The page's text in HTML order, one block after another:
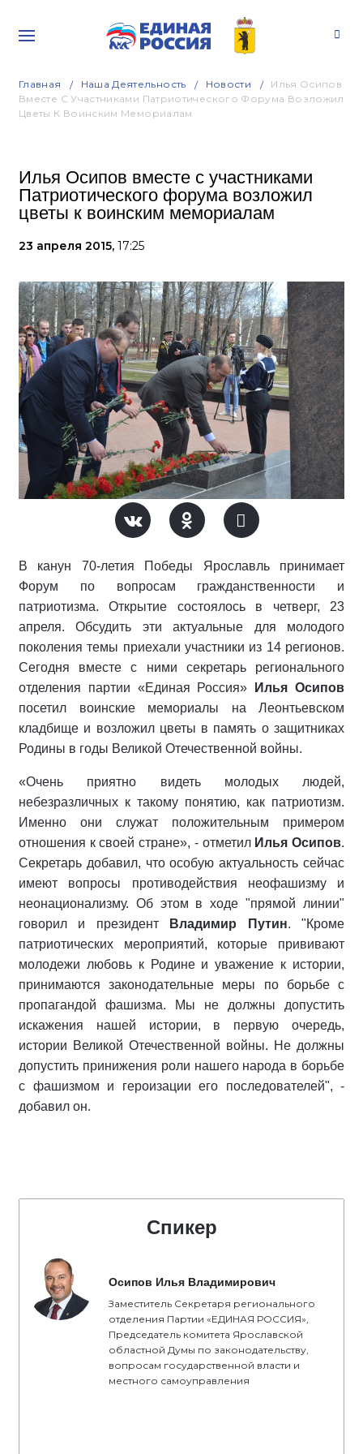
Главная Наша Деятельность Новости
Илья Осипов
Вместе С Участниками Патриотического Форума Возложил
Цветы К Воинским Мемориалам
Илья Осипов вместе с участниками
Патриотического форума возложил
цветы к воинским мемориалам
23 апреля 2015, 17:25
В канун 70-летия Победы Ярославль принимает
Форум по вопросам гражданственности и
патриотизма. Открытие состоялось в четверг, 23
апреля. Обсудить эти актуальные для молодого
поколения темы приехали участники из 14 регионов.
Сегодня вместе с ними секретарь регионального
отделения партии «Единая Россия»
Илья Осипов
посетил воинские мемориалы на Леонтьевском
кладбище и возложил цветы в память о защитниках
Родины в годы Великой Отечественной войны.
«Очень приятно видеть молодых людей,
небезразличных к такому понятию, как патриотизм.
Именно они служат положительным примером
отношения к своей стране», - отметил Илья Осипов.
Секретарь добавил, что особую актуальность сейчас
имеют вопросы противодействия неофашизму и
неонационализму. Об этом в ходе "прямой линии"
говорил и президент
Владимир Путин. "Кроме
патриотических мероприятий, которые прививают
молодежи любовь к Родине и уважение к истории,
принимаются законодательные меры по борьбе с
пропагандой фашизма. Мы не должны допустить
искажения нашей истории, в первую очередь,
истории Великой Отечественной войны. Не должны
допустить принижения роли нашего народа в борьбе
с фашизмом и героизации его последователей", -
добавил он.
Спикер
Осипов Илья Владимирович
Заместитель Секретаря регионального
отделения Партии «ЕДИНАЯ РОССИЯ»,
Председатель комитета Ярославской
областной Думы по законодательству,
вопросам государственной власти и
местного самоуправления